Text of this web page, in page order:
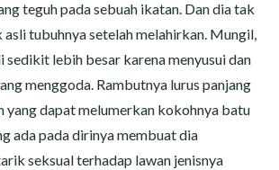
teguh pada sebuah ikatan. Dan dia tak
tubuhnya setelah melahirkan. Mungil,
sedikit lebih besar karena menyusui dan
menggoda. Rambutnya lurus panjang
yang dapat melumerkan kokohnya batu
ada pada dirinya membuat dia
seksual terhadap lawan jenisnya